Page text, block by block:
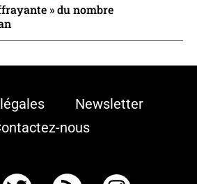
» du nombre
Newsletter
nous